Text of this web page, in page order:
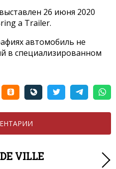
26 июня 2020
a Trailer.
автомобиль не
в специализированном
VILLE